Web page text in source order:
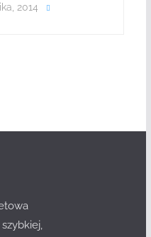
2014